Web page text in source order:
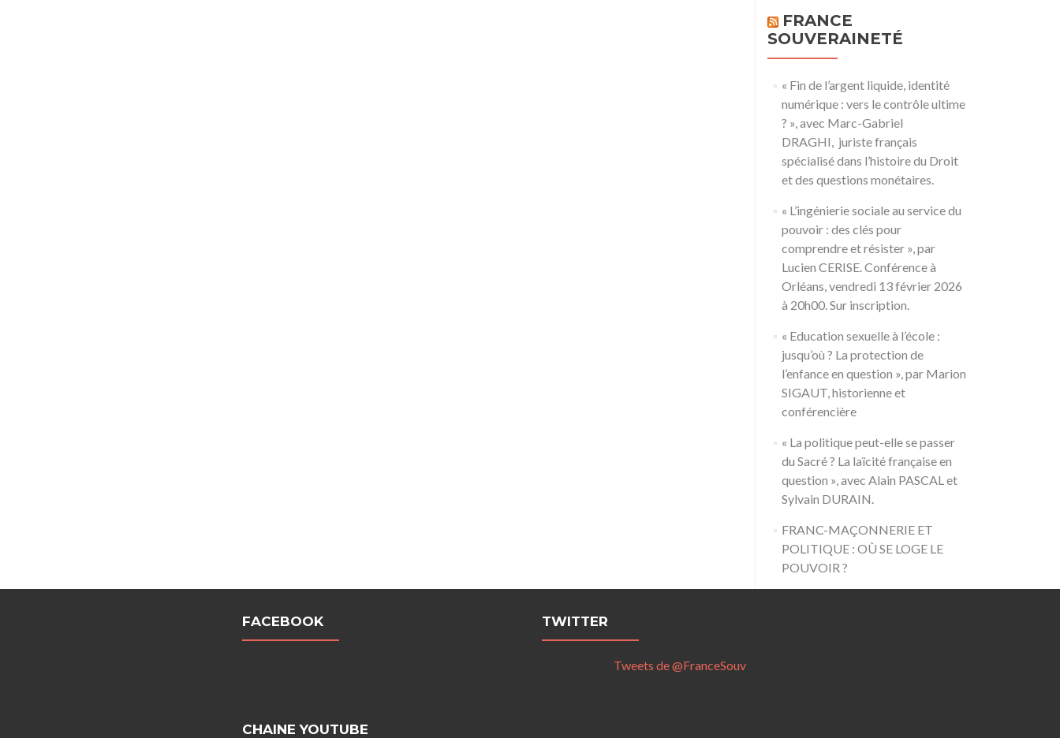
FRANCE
SOUVERAINETÉ
« Fin de l’argent liquide, identité
numérique : vers le contrôle ultime
? », avec Marc-Gabriel
DRAGHI, juriste français
spécialisé dans l’histoire du Droit
et des questions monétaires.
« L’ingénierie sociale au service du
pouvoir : des clés pour
comprendre et résister », par
Lucien CERISE. Conférence à
Orléans, vendredi 13 février 2026
à 20h00. Sur inscription.
« Education sexuelle à l’école :
jusqu’où ? La protection de
l’enfance en question », par Marion
SIGAUT, historienne et
conférencière
« La politique peut-elle se passer
du Sacré ? La laïcité française en
question », avec Alain PASCAL et
Sylvain DURAIN.
FRANC-MAÇONNERIE ET
POLITIQUE : OÙ SE LOGE LE
POUVOIR ?
FACEBOOK
CHAINE YOUTUBE
TWITTER
Tweets de @FranceSouv